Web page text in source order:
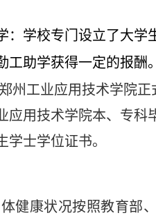
：学校专门设立了大学
工助学获得一定的报酬。
州工业应用技术学院
应用技术学院本、专
士学位证书。
健康状况按照教育部